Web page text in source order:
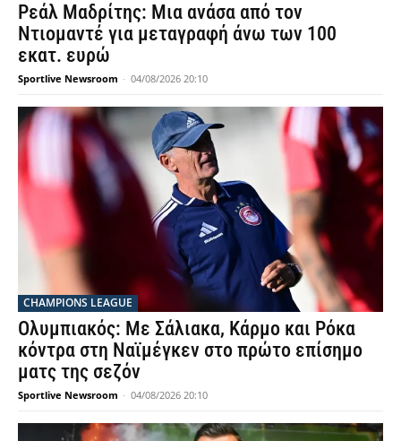
Ρεάλ Μαδρίτης: Μια ανάσα από τον
Ντιομαντέ για μεταγραφή άνω των 100
εκατ. ευρώ
Sportlive Newsroom - 04/08/2026 20:10
CHAMPIONS LEAGUE
Ολυμπιακός: Με Σάλιακα, Κάρμο και Ρόκα
κόντρα στη Ναϊμέγκεν στο πρώτο επίσημο
ματς της σεζόν
Sportlive Newsroom - 04/08/2026 20:10